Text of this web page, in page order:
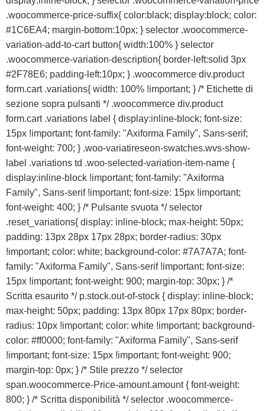
.woocommerce-price-suffix{ color:black; display:block; color:
#1C6EA4; margin-bottom:10px; } selector .woocommerce-
variation-add-to-cart button{ width:100% } selector
.woocommerce-variation-description{ border-left:solid 3px
#2F78E6; padding-left:10px; } .woocommerce div.product
form.cart .variations{ width: 100% !important; } /* Etichette di
sezione sopra pulsanti */ .woocommerce div.product
form.cart .variations label { display:inline-block; font-size:
15px !important; font-family: "Axiforma Family", Sans-serif;
font-weight: 700; } .woo-variatireseon-swatches.wvs-show-
label .variations td .woo-selected-variation-item-name {
display:inline-block !important; font-family: "Axiforma
Family", Sans-serif !important; font-size: 15px !important;
font-weight: 400; } /* Pulsante svuota */ selector
.reset_variations{ display: inline-block; max-height: 50px;
padding: 13px 28px 17px 28px; border-radius: 30px
!important; color: white; background-color: #7A7A7A; font-
family: "Axiforma Family", Sans-serif !important; font-size:
15px !important; font-weight: 900; margin-top: 30px; } /*
Scritta esaurito */ p.stock.out-of-stock { display: inline-block;
max-height: 50px; padding: 13px 80px 17px 80px; border-
radius: 10px !important; color: white !important; background-
color: #ff0000; font-family: "Axiforma Family", Sans-serif
!important; font-size: 15px !important; font-weight: 900;
margin-top: 0px; } /* Stile prezzo */ selector
span.woocommerce-Price-amount.amount { font-weight:
800; } /* Scritta disponibilità */ selector .woocommerce-